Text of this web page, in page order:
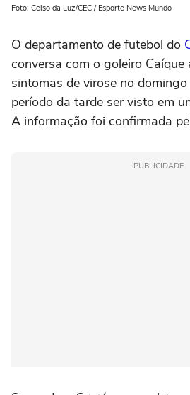
Foto: Celso da Luz/CEC / Esporte News Mundo
O departamento de futebol do
conversa com o goleiro Caíque
sintomas de virose no
período da tarde ser visto em
A informação foi confirmada
PUBLICIDADE